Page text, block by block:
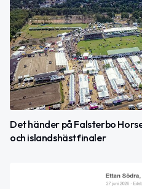
Det händer på Falsterbo
och islandshästfinaler